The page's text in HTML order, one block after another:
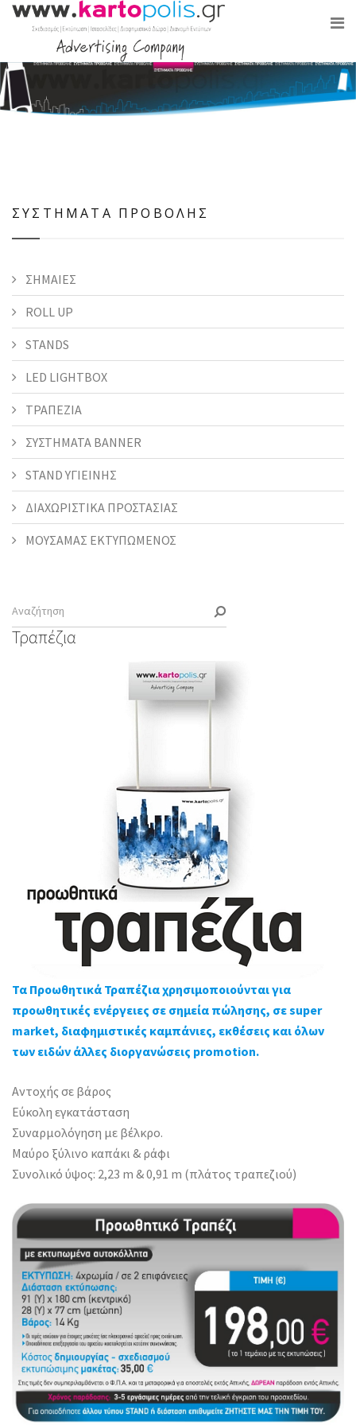
ΣΥΣΤΗΜΑΤΑ ΠΡΟΒΟΛΗΣ
ΣΗΜΑΙΕΣ
ROLL UP
STANDS
LED LIGHTBOX
ΤΡΑΠΕΖΙΑ
ΣΥΣΤΗΜΑΤΑ BANNER
STAND ΥΓΙΕΙΝΗΣ
ΔΙΑΧΩΡΙΣΤΙΚΑ ΠΡΟΣΤΑΣΙΑΣ
ΜΟΥΣΑΜΑΣ ΕΚΤΥΠΩΜΕΝΟΣ
Τραπέζια
Τα Προωθητικά Τραπέζια χρησιμοποιούνται για
προωθητικές ενέργειες σε σημεία πώλησης, σε super
market, διαφημιστικές καμπάνιες, εκθέσεις και όλων
των ειδών άλλες διοργανώσεις promotion.
Αντοχής σε βάρος
Εύκολη εγκατάσταση
Συναρμολόγηση με βέλκρο.
Μαύρο ξύλινο καπάκι & ράφι
Συνολικό ύψος: 2,23 m & 0,91 m (πλάτος τραπεζιού)